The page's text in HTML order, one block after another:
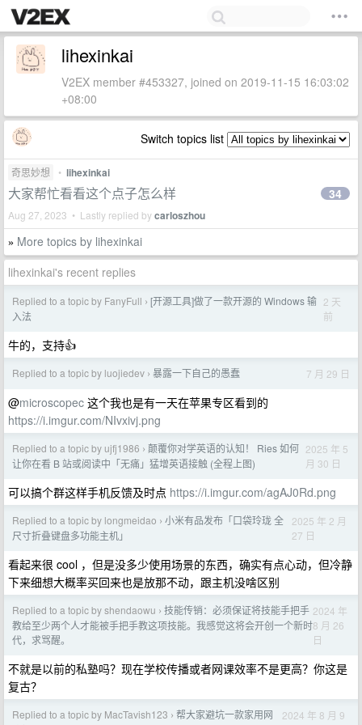
lihexinkai
V2EX member #453327, joined on 2019-11-15 16:03:02
+08:00
Switch topics list
奇思妙想 • lihexinkai
大家帮忙看看这个点子怎么样
Aug 27, 2023 • Lastly replied bycarloszhou
34
» More topics by lihexinkai
lihexinkai's recent replies
Replied to a topic by FanyFull › [开源工具]做了一款开源的 Windows 输
入法
2 天
前
牛的，支持👍
Replied to a topic by luojiedev › 暴露一下自己的愚蠢 7 月 29 日
@microscopec 这个我也是有一天在苹果专区看到的
https://i.imgur.com/NIvxivj.png
Replied to a topic by ujfj1986 › 颠覆你对学英语的认知！ Ries 如何
让你在看 B 站或阅读中「无痛」猛增英语接触 (全程上图)
2025 年 5
月 30 日
可以搞个群这样手机反馈及时点 https://i.imgur.com/agAJ0Rd.png
Replied to a topic by longmeidao › 小米有品发布「口袋玲珑 全
尺寸折叠键盘多功能主机」
2025 年 2 月
27 日
看起来很 cool ，但是没多少使用场景的东西，确实有点心动，但冷静
下来细想大概率买回来也是放那不动，跟主机没啥区别
Replied to a topic by shendaowu › 技能传销：必须保证将技能手把手
教给至少两个人才能被手把手教这项技能。我感觉这将会开创一个新时
代，求骂醒。
2024 年
8 月 26
日
不就是以前的私塾吗？现在学校传播或者网课效率不是更高？你这是
复古？
Replied to a topic by MacTavish123 › 帮大家避坑一款家用网
2024 年 8 月 9